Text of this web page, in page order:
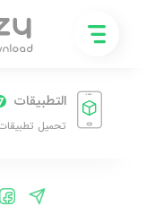
التطبيقات
تحميل